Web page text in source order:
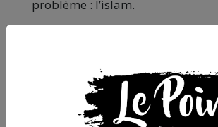
problème : l’islam.
enrichir le mouvement,
revendications sociales, faire
autre voix sur la vaccination,